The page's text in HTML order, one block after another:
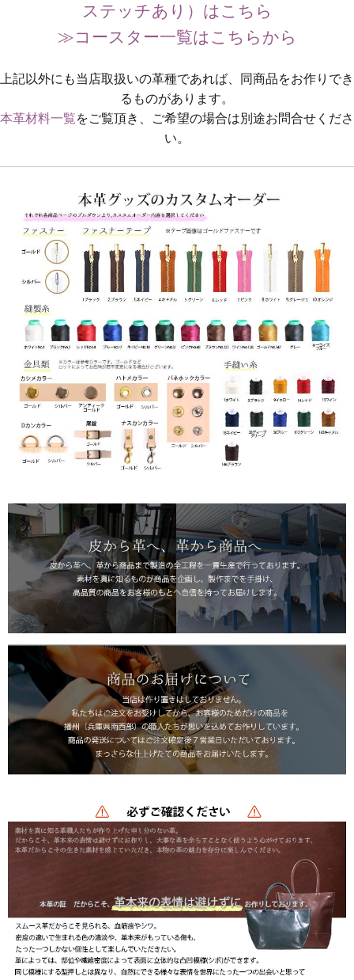
ステッチあり）はこちら
≫コースター一覧はこちらから
上記以外にも当店取扱いの革種であれば、同商品をお作りでき
るものがあります。
本革材料一覧をご覧頂き、ご希望の場合は別途お問合せくださ
い。